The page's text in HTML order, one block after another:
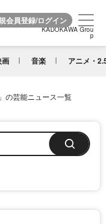
KADOKAWA Grou
p
画 音楽 アニメ・
KADOKAWA Grou
p
の芸能ニュース一覧